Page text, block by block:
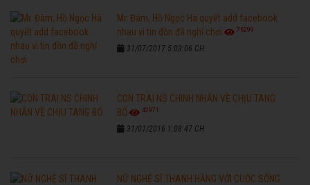
Mr. Đàm, Hồ Ngọc Hà quyết add facebook
nhau vì tin đồn đã nghỉ chơi
76299
31/07/2017 5:03:06 CH
CON TRAI NS CHINH NHẪN VỀ CHỊU TANG
BỐ
42971
31/01/2016 1:08:47 CH
NỮ NGHỆ SĨ THANH HẰNG VỚI CUỘC SỐNG